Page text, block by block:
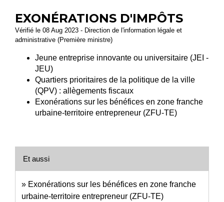
EXONÉRATIONS D'IMPÔTS
Vérifié le 08 Aug 2023 - Direction de l'information légale et
administrative (Première ministre)
Jeune entreprise innovante ou universitaire (JEI -
JEU)
Quartiers prioritaires de la politique de la ville
(QPV) : allègements fiscaux
Exonérations sur les bénéfices en zone franche
urbaine-territoire entrepreneur (ZFU-TE)
Et aussi
Exonérations sur les bénéfices en zone franche
urbaine-territoire entrepreneur (ZFU-TE)